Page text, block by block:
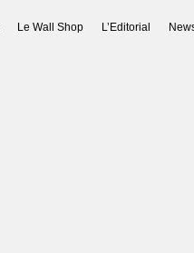
Le Wall Shop L’Editorial